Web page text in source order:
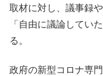
取材に対し、議事録
「自由に議論してい
る。
政府の新型コロナ専